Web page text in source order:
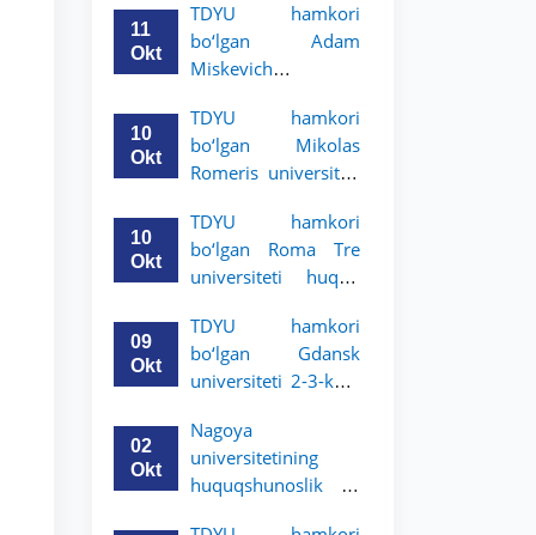
uchun akademik
mobillik dasturini
e’lon qildi
11
Okt
TDYU hamkori
bo‘lgan Adam
Miskevich
bosqich talabalari
uchun akademik
mobillik dasturini
10
Okt
TDYU hamkori
bo‘lgan Mikolas
Romeris universiteti
uchun akademik
mobillik dasturini
e’lon qildi
10
Okt
TDYU hamkori
bo‘lgan Roma Tre
universiteti huquq
talabalari uchun
akademik mobillik
dasturini e’lon qildi
09
Okt
TDYU hamkori
bo‘lgan Gdansk
universiteti 2-3-kurs
akademik mobillik
dasturini e’lon qildi
02
Okt
Nagoya
universitetining
huquqshunoslik va